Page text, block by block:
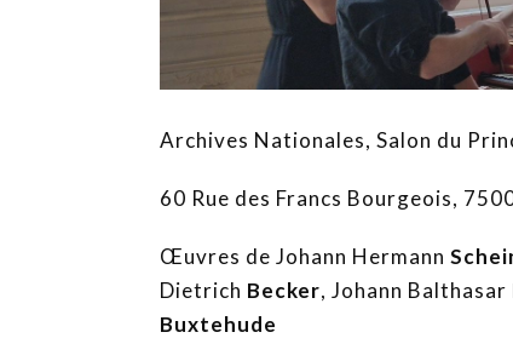
Archives Nationales, Salon du
60 Rue des Francs Bourgeois,
Œuvres de Johann Hermann
Dietrich Becker, Johann Balthasar
Buxtehude